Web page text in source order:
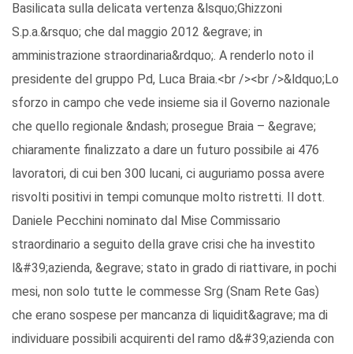
Basilicata sulla delicata vertenza &lsquo;Ghizzoni
S.p.a.&rsquo; che dal maggio 2012 &egrave; in
amministrazione straordinaria&rdquo;. A renderlo noto il
presidente del gruppo Pd, Luca Braia.<br /><br />&ldquo;Lo
sforzo in campo che vede insieme sia il Governo nazionale
che quello regionale &ndash; prosegue Braia – &egrave;
chiaramente finalizzato a dare un futuro possibile ai 476
lavoratori, di cui ben 300 lucani, ci auguriamo possa avere
risvolti positivi in tempi comunque molto ristretti. Il dott.
Daniele Pecchini nominato dal Mise Commissario
straordinario a seguito della grave crisi che ha investito
l&#39;azienda, &egrave; stato in grado di riattivare, in pochi
mesi, non solo tutte le commesse Srg (Snam Rete Gas)
che erano sospese per mancanza di liquidit&agrave; ma di
individuare possibili acquirenti del ramo d&#39;azienda con